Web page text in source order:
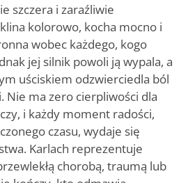
szczera i zaraźliwie
kolorowo, kocha mocno i
wobec każdego, kogo
jej silnik powoli ją wypala, a
uściskiem odzwierciedla ból
Nie ma zero cierpliwości dla
i każdy moment radości,
czasu, wydaje się
Karlach reprezentuje
chorobą, traumą lub